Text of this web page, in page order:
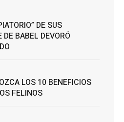
DE SUS
DE BABEL DEVORÓ
LOS 10 BENEFICIOS
FELINOS